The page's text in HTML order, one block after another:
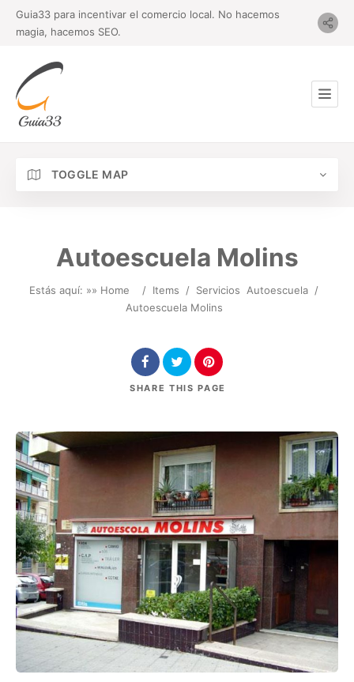
Guia33 para incentivar el comercio local. No hacemos
magia, hacemos SEO.
TOGGLE MAP
Autoescuela Molins
Estás aquí: »» Home / Items / Servicios Autoescuela /
Autoescuela Molins
SHARE THIS PAGE